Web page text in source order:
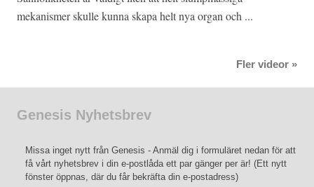
mekanismer skulle kunna skapa helt nya organ och ...
Fler videor »
Genesis Nyhetsbrev
Missa inget nytt från Genesis - Anmäl dig i formuläret nedan för att
få vårt nyhetsbrev i din e-postlåda ett par gänger per är! (Ett nytt
fönster öppnas, där du får bekräfta din e-postadress)